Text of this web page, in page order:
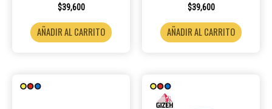
$39,600
AÑADIR AL CARRITO
$39,600
AÑADIR AL CARRITO